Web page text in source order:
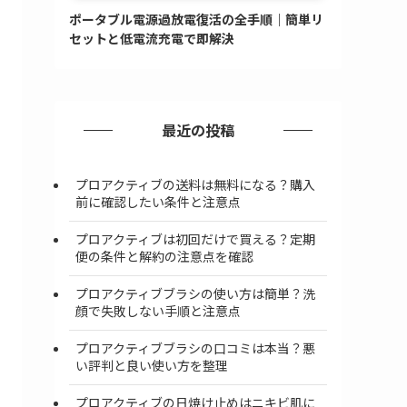
ポータブル電源過放電復活の全手順｜簡単リ
セットと低電流充電で即解決
最近の投稿
プロアクティブの送料は無料になる？購入
前に確認したい条件と注意点
プロアクティブは初回だけで買える？定期
便の条件と解約の注意点を確認
プロアクティブブラシの使い方は簡単？洗
顔で失敗しない手順と注意点
プロアクティブブラシの口コミは本当？悪
い評判と良い使い方を整理
プロアクティブの日焼け止めはニキビ肌に